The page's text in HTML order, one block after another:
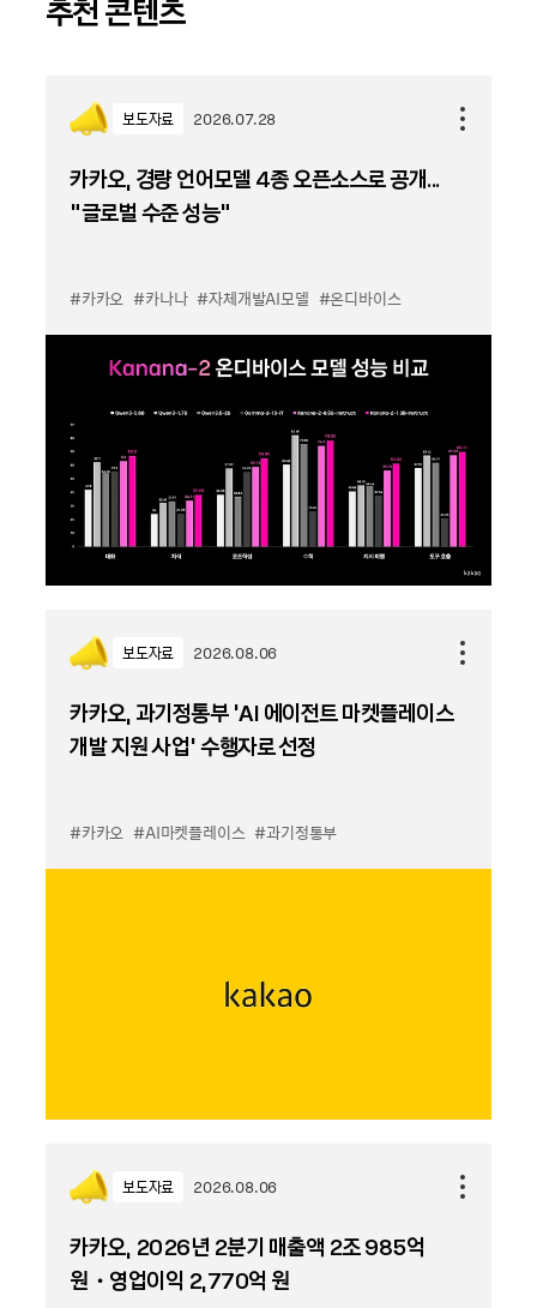
추천 콘텐츠
보도자료 2026.07.28
카카오, 경량 언어모델 4종 오픈소스로 공개...
“글로벌 수준 성능”
#카카오 #카나나 #자체개발AI모델 #온디바이스
보도자료 2026.08.06
카카오, 과기정통부 ‘AI 에이전트 마켓플레이스
개발 지원 사업’ 수행자로 선정
#카카오 #AI마켓플레이스 #과기정통부
보도자료 2026.08.06
카카오, 2026년 2분기 매출액 2조 985억
원・영업이익 2,770억 원